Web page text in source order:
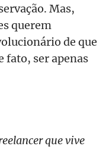
Mas,
querem
de que
fato, ser apenas
que vive